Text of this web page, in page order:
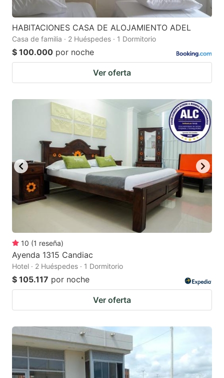
HABITACIONES CASA DE ALOJAMIENTO ADEL
Casa de familia · 2 Huéspedes · 1 Dormitorio
$ 100.000 por noche
Ver oferta
10 (1 reseña)
Ayenda 1315 Candiac
Hotel · 2 Huéspedes · 1 Dormitorio
$ 105.117 por noche
Ver oferta